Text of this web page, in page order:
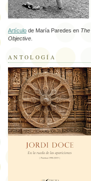
Artículo de María Paredes en The
Objective
ANTOLOGÍA